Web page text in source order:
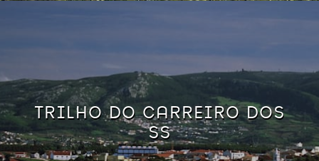
TRILHO DO CARREIRO DOS
SS